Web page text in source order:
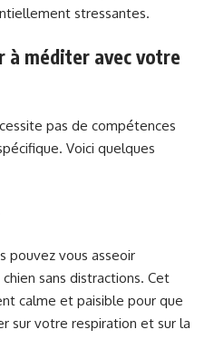
stressantes.
à méditer avec votre
pas de compétences
Voici quelques
pouvez vous asseoir
sans distractions. Cet
calme et paisible pour que
sur votre respiration et sur la